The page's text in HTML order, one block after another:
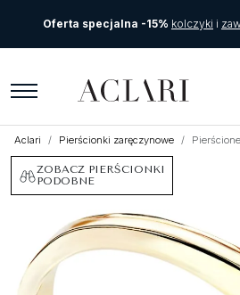
Oferta specjalna -15% kolczyki i
Aclari Pierścionki zaręczynowe
ZOBACZ PIERŚCIONKI
PODOBNE